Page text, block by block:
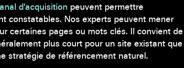
d'acquisition peuvent permettre
constatables. Nos experts peuvent mener
certaines pages ou mots clés. Il convient de
plus court pour un site existant que
stratégie de référencement naturel.